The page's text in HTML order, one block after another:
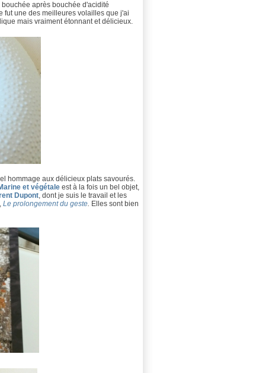
après bouchée d'acidité
fut une des meilleures volailles que j'ai
mais vraiment étonnant et délicieux.
hommage aux délicieux plats savourés.
et végétale est à la fois un bel objet,
Dupont, dont je suis le travail et les
Le prolongement du geste. Elles sont bien